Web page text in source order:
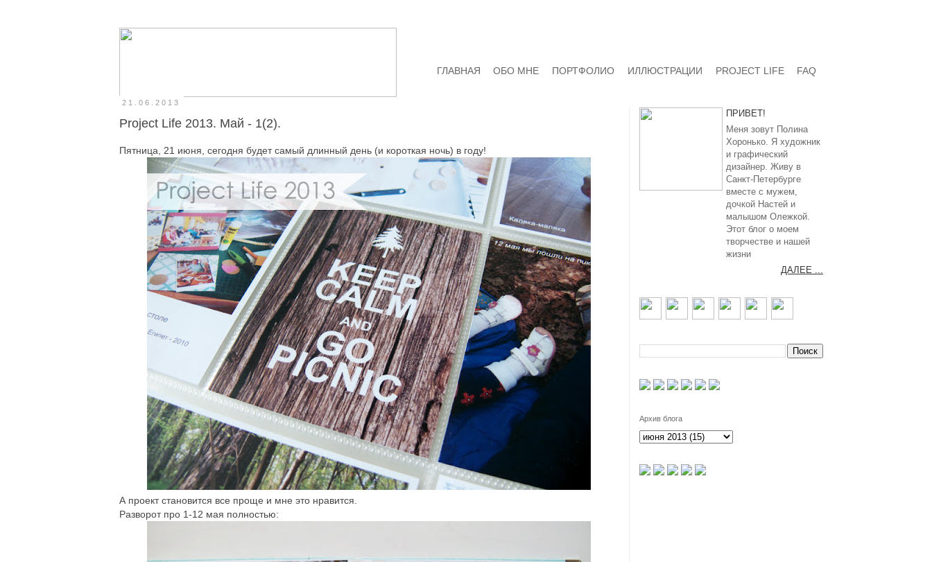
FAQ
PROJECT LIFE
ИЛЛЮСТРАЦИИ
ПОРТФОЛИО
ОБО МНЕ
ГЛАВНАЯ
21.06.2013
Project Life 2013. Май - 1(2).
Пятница, 21 июня, сегодня будет самый длинный день (и короткая ночь) в году!
А проект становится все проще и мне это нравится.
Разворот про 1-12 мая полностью:
ПРИВЕТ!
Меня зовут Полина
Хоронько. Я художник
и графический
дизайнер. Живу в
Санкт-Петербурге
вместе с мужем,
дочкой Настей и
малышом Олежкой.
Этот блог о моем
творчестве и нашей
жизни
ДАЛЕЕ ...
Архив блога